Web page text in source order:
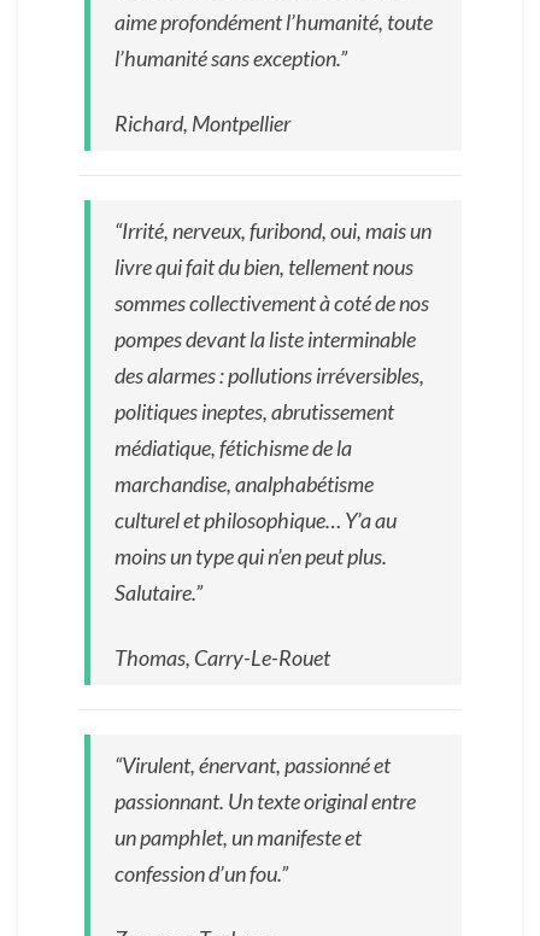
aime profondément l’humanité, toute
l’humanité sans exception.”
Richard, Montpellier
“Irrité, nerveux, furibond, oui, mais un
livre qui fait du bien, tellement nous
sommes collectivement à coté de nos
pompes devant la liste interminable
des alarmes : pollutions irréversibles,
politiques ineptes, abrutissement
médiatique, fétichisme de la
marchandise, analphabétisme
culturel et philosophique… Y’a au
moins un type qui n’en peut plus.
Salutaire.”
Thomas, Carry-Le-Rouet
“Virulent, énervant, passionné et
passionnant. Un texte original entre
un pamphlet, un manifeste et
confession d’un fou.”